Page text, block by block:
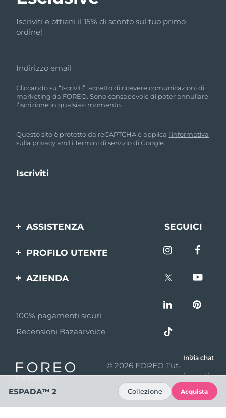
Iscriviti e ottieni il 15% di sconto sul tuo primo
ordine!
Indirizzo email
Cliccando su “Iscriviti”, accetto di ricevere comunicazioni di
marketing da FOREO. Sono consapevole di poter annullare
l’iscrizione in qualsiasi momento.
Questo sito è protetto da reCAPTCHA e applica l'informativa
sulla privacyand i Termini di serviziodi Google.
ASSISTENZA
Contattaci
batteria
SEGUICI
PROFILO UTENTE
prodotto
AZIENDA
Affiliazione
Notizie di affiliazione
Rivenditori
Termini di Utilizzo
100% pagamenti sicuri
Recensioni Bazaarvoice
© 2026 FOREO Tutti i diritti
riservati
Inizia chat
ESPADA™ 2 Collezione Acquista